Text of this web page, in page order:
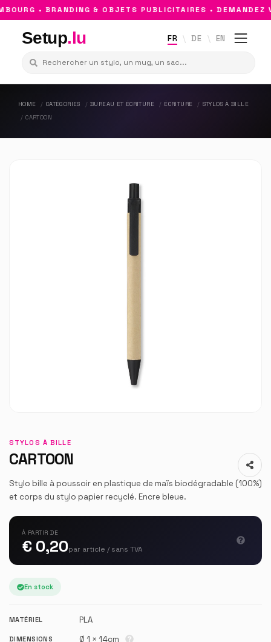
• BRANDING & OBJETS PUBLICITAIRES • DEMANDEZ
Setup.lu FR DE EN
HOME CATÉGORIES BUREAU ET ÉCRITURE ÉCRITURE
STYLOS À BILLE
CARTOON
STYLOS À BILLE
CARTOON
Stylo bille à poussoir en plastique de maïs biodégradable (100%)
et corps du stylo papier recyclé. Encre bleue.
À PARTIR DE
€ 0,20par article / sans TVA
En stock
MATÉRIEL PLA
DIMENSIONS Ø 1 × 14cm